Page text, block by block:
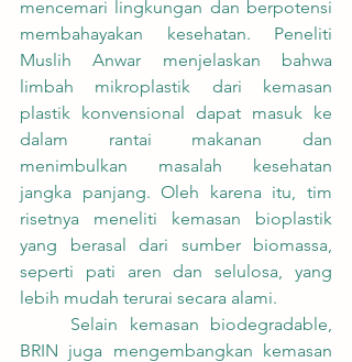
mencemari lingkungan dan berpotensi
membahayakan kesehatan. Peneliti
Muslih Anwar menjelaskan bahwa
limbah mikroplastik dari kemasan
plastik konvensional dapat masuk ke
dalam rantai makanan dan
menimbulkan masalah kesehatan
jangka panjang. Oleh karena itu, tim
risetnya meneliti kemasan bioplastik
yang berasal dari sumber biomassa,
seperti pati aren dan selulosa, yang
lebih mudah terurai secara alami.
BRIN juga mengembangkan kemasan